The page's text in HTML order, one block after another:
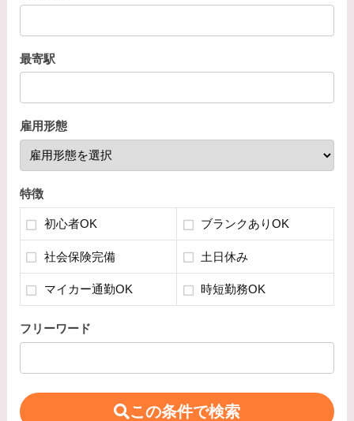
最寄駅
雇用形態
特徴
初心者OK ブランクありOK
社会保険完備 土日休み
マイカー通勤OK 時短勤務OK
フリーワード
この条件で検索